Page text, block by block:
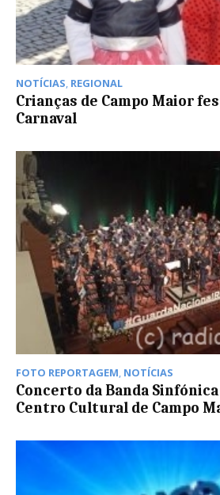
NOTÍCIAS, REGIONAL
Crianças de Campo Maior
Carnaval
FOTO REPORTAGEM, NOTÍCIAS
Concerto da Banda Sinfónica
Centro Cultural de Campo